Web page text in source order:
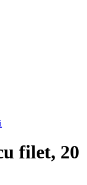
filet, 20